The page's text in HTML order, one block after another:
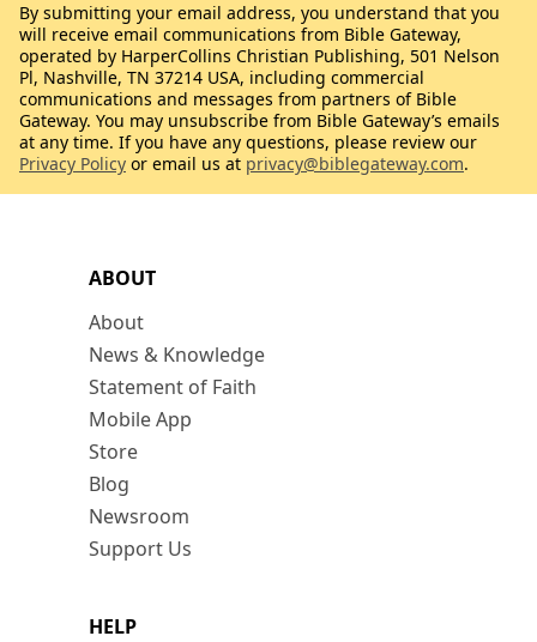
ABOUT
About
News & Knowledge
Statement of Faith
Mobile App
Store
Blog
Newsroom
Support Us
HELP
By submitting your email address, you understand that you
will receive email communications from Bible Gateway,
operated by HarperCollins Christian Publishing, 501 Nelson
Pl, Nashville, TN 37214 USA, including commercial
communications and messages from partners of Bible
Gateway. You may unsubscribe from Bible Gateway’s emails
at any time. If you have any questions, please review our
Privacy Policy or email us at privacy@biblegateway.com.